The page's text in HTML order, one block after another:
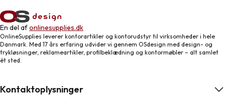
En del afonlinesupplies.dk
OnlineSupplies leverer kontorartikler og kontorudstyr til virksomheder i hele
Danmark. Med 17 års erfaring udvider vi gennem OSdesign med design- og
trykløsninger, reklameartikler, profilbeklædning og kontormøbler – alt samlet
ét sted.
Kontaktoplysninger